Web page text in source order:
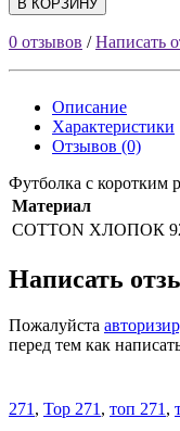
В КОРЗИНУ
0 отзывов /Написать
Описание
Характеристики
Отзывов (0)
Футболка с коротким
Материал
COTTON ХЛОПОК
Написать
Пожалуйста
перед тем как
271 , Top 271 , топ 271 ,